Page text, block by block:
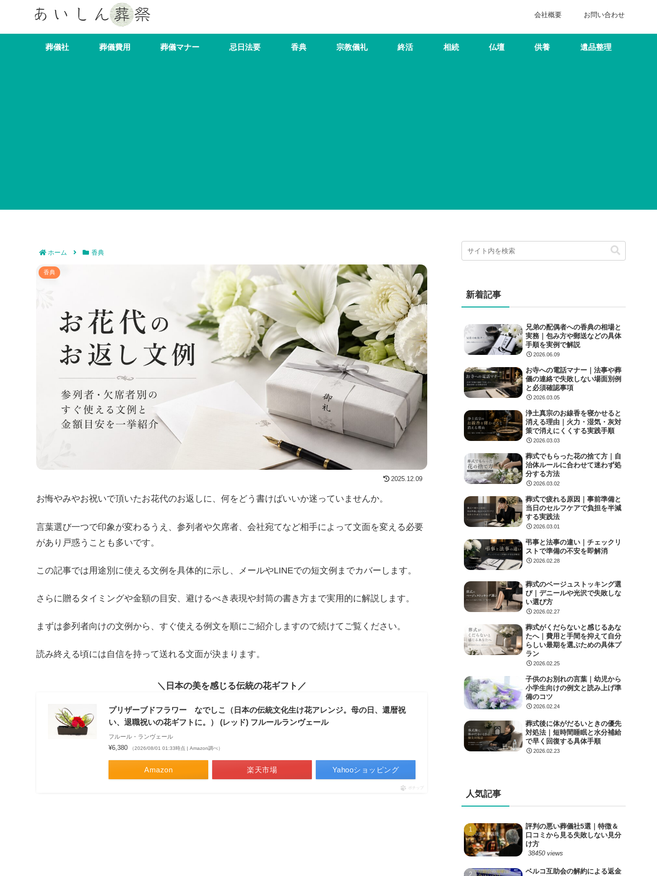
会社概要 お問い合わせ
葬儀社 葬儀費用 葬儀マナー 忌日法要 香典 宗教儀礼 終活 相続 仏壇 供養 遺品整理
ホーム 香典
お花代のお返し文例｜参列者・欠席者別のすぐ使える文例と金額目安を一挙紹介
香典
2025.12.09
お悔やみやお祝いで頂いたお花代のお返しに、何をどう書けばいいか迷っていませんか。
言葉選び一つで印象が変わるうえ、参列者や欠席者、会社宛てなど相手によって文面を変える必要
があり戸惑うことも多いです。
この記事では用途別に使える文例を具体的に示し、メールやLINEでの短文例までカバーします。
さらに贈るタイミングや金額の目安、避けるべき表現や封筒の書き方まで実用的に解説します。
まずは参列者向けの文例から、すぐ使える例文を順にご紹介しますので続けてご覧ください。
読み終える頃には自信を持って送れる文面が決まります。
日本の美を感じる伝統の花ギフト
プリザーブドフラワー なでしこ（日本の伝統文化生け花アレンジ。母の日、還暦祝
い、退職祝いの花ギフトに。） (レッド) フルールランヴェール
フルール・ランヴェール
¥6,380 （2026/08/01 01:33時点 | Amazon調べ）
Amazon 楽天市場 Yahooショッピング
ポチップ
新着記事
兄弟の配偶者への香典の相場と
実務｜包み方や郵送などの具体
手順を実例で解説
2026.06.09
お寺への電話マナー｜法事や葬
儀の連絡で失敗しない場面別例
と必須確認事項
2026.03.05
浄土真宗のお線香を寝かせると
消える理由｜火力・湿気・灰対
策で消えにくくする実践手順
2026.03.03
葬式でもらった花の捨て方｜自
治体ルールに合わせて迷わず処
分する方法
2026.03.02
葬式で疲れる原因｜事前準備と
当日のセルフケアで負担を半減
する実践法
2026.03.01
弔事と法事の違い｜チェックリ
ストで準備の不安を即解消
2026.02.28
葬式のベージュストッキング選
び｜デニールや光沢で失敗しな
い選び方
2026.02.27
葬式がくだらないと感じるあな
たへ｜費用と手間を抑えて自分
らしい最期を選ぶための具体プ
ラン
2026.02.25
子供のお別れの言葉｜幼児から
小学生向けの例文と読み上げ準
備のコツ
2026.02.24
葬式後に体がだるいときの優先
対処法｜短時間睡眠と水分補給
で早く回復する具体手順
2026.02.23
人気記事
評判の悪い葬儀社5選｜特徴＆
口コミから見る失敗しない見分
け方
38450 views
ベルコ互助会の解約による返金